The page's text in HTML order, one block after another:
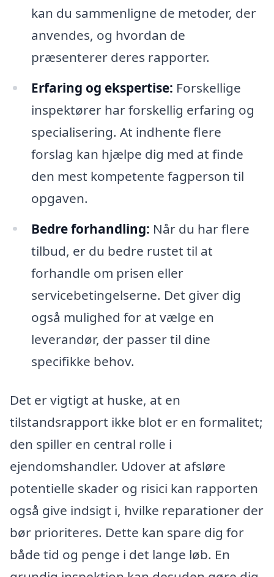
kan du sammenligne de metoder, der
anvendes, og hvordan de
præsenterer deres rapporter.
Erfaring og ekspertise: Forskellige
inspektører har forskellig erfaring og
specialisering. At indhente flere
forslag kan hjælpe dig med at finde
den mest kompetente fagperson til
opgaven.
Bedre forhandling: Når du har flere
tilbud, er du bedre rustet til at
forhandle om prisen eller
servicebetingelserne. Det giver dig
også mulighed for at vælge en
leverandør, der passer til dine
specifikke behov.
Det er vigtigt at huske, at en
tilstandsrapport ikke blot er en formalitet;
den spiller en central rolle i
ejendomshandler. Udover at afsløre
potentielle skader og risici kan rapporten
også give indsigt i, hvilke reparationer der
bør prioriteres. Dette kan spare dig for
både tid og penge i det lange løb. En